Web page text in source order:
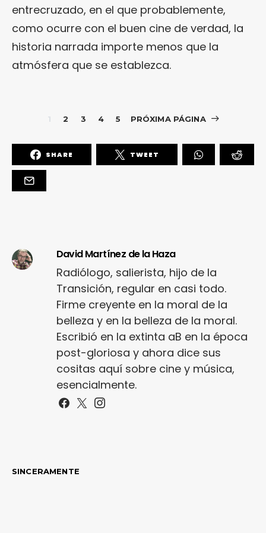
entrecruzado, en el que probablemente,
como ocurre con el buen cine de verdad, la
historia narrada importe menos que la
atmósfera que se establezca.
1 2 3 4 5 PRÓXIMA PÁGINA
SHARE TWEET
David Martínez de la Haza
Radiólogo, salierista, hijo de la
Transición, regular en casi todo.
Firme creyente en la moral de la
belleza y en la belleza de la moral.
Escribió en la extinta aB en la época
post-gloriosa y ahora dice sus
cositas aquí sobre cine y música,
esencialmente.
SINCERAMENTE